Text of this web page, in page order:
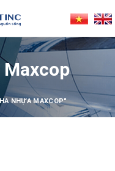
NHỰA MAXCOP"